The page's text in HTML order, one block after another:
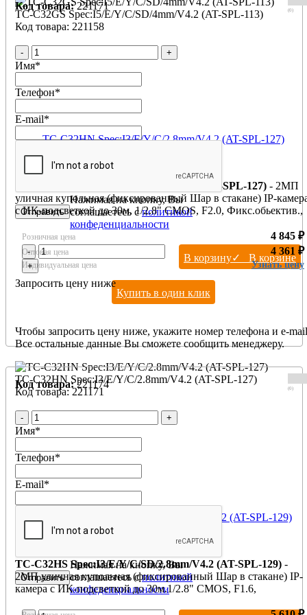
TC-C32GS Spec:I5/E/Y/C/SD/4mm/V4.2 (AT-SPL-113)
Код товара: 221158
- +
Имя*
Телефон*
E-mail*
Нажимая на кнопку, Вы
соглашаетесь сполитикой
конфеденциальности
-
+
В корзину✓ В корзине
Купить в один клик
Код товара: 221171 (0)
TC-C32HN Spec:I3/E/Y/C/2.8mm/V4.2 (AT-SPL-127)
Производитель:
TC-C32HN Spec:I3/E/Y/C/2.8mm/V4.2 (AT-SPL-127) - 2МП
уличная купольная (фиксированный Шар в стакане) IP-
с ИК-подсветкой до 30м. 1/2.8" CMOS, F2.0, Фикс.обьектив.,
Digital WDR, 30m ИК, 0.02Люкс, микрофон, IP66 PoE,
Металлический + макролоновый корпус
Розничная цена 4 845 ₽
Оптовая цена 4 361 ₽
Индивидуальная цена Узнать цену
Запросить цену ниже
Чтобы запросить цену ниже, укажите номер телефона и e-
Все остальные данные Вы сможете сообщить менеджеру.
TC-C32HN Spec:I3/E/Y/C/2.8mm/V4.2 (AT-SPL-127)
Код товара: 221171
- +
Имя*
Телефон*
E-mail*
Нажимая на кнопку, Вы
соглашаетесь сполитикой
конфеденциальности
Код товара: 221174 (0)
TC-C32HS Spec:I3/E/Y/C/SD/2.8mm/V4.2 (AT-SPL-129)
Производитель: Tiandy
TC-C32HS Spec:I3/E/Y/C/SD/2.8mm/V4.2 (AT-SPL-129) -
2МП уличная купольная (фиксированный Шар в стакане) IP-
камера с ИК-подсветкой до 30м.1/2.8" CMOS, F1.6,